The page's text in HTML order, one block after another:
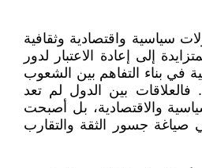
سياسية واقتصادية وثقافية
إلى إعادة الاعتبار لدور
في بناء التفاهم بين الشعوب
فالعلاقات بين الدول لم تعد
والاقتصادية، بل أصبحت
صياغة جسور الثقة والتقارب